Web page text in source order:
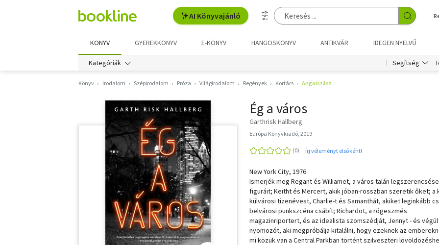
AI Könyvajánló
KÖNYV GYEREKKÖNYV E-KÖNYV HANGOSKÖNYV ANTIKVÁR IDEGEN NYELVŰ
Kategóriák Segítség
Könyv Irodalom Szépirodalom Próza Világirodalom Regények Kortárs Angolszász
Ég a város
Garthrisk Hallberg
Európa Könyvkiadó, 2019
Írj véleményt elsőként!
New York City, 1976
Ismerjék meg Regant és Williamet, a város talán
figuráit; Keitht és Mercert, akik jóban-rosszban szeretik őket; a
külvárosi tizenévest, Charlie-t és Samanthát, akiket leginkább
belvárosi punkszcéna csábít; Richardot, a rögeszmés
magazinriportert, és az idealista szomszédját, Jennyt - és végül
nyomozót, aki megpróbálja kitalálni, hogy ezeknek az
mi közük van a Central Parkban történt szilveszteri